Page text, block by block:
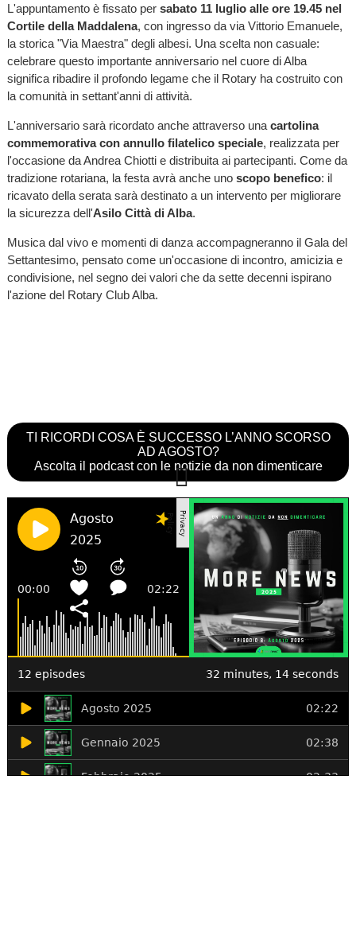
L'appuntamento è fissato per sabato 11 luglio alle ore 19.45 nel
Cortile della Maddalena, con ingresso da via Vittorio Emanuele,
la storica "Via Maestra" degli albesi. Una scelta non casuale:
celebrare questo importante anniversario nel cuore di Alba
significa ribadire il profondo legame che il Rotary ha costruito con
la comunità in settant'anni di attività.
L'anniversario sarà ricordato anche attraverso una cartolina
commemorativa con annullo filatelico speciale, realizzata per
l'occasione da Andrea Chiotti e distribuita ai partecipanti. Come da
tradizione rotariana, la festa avrà anche uno scopo benefico: il
ricavato della serata sarà destinato a un intervento per migliorare
la sicurezza dell'Asilo Città di Alba.
Musica dal vivo e momenti di danza accompagneranno il Gala del
Settantesimo, pensato come un'occasione di incontro, amicizia e
condivisione, nel segno dei valori che da sette decenni ispirano
l'azione del Rotary Club Alba.
TI RICORDI COSA È SUCCESSO L’ANNO SCORSO
AD AGOSTO?
Ascolta il podcast con le notizie da non dimenticare